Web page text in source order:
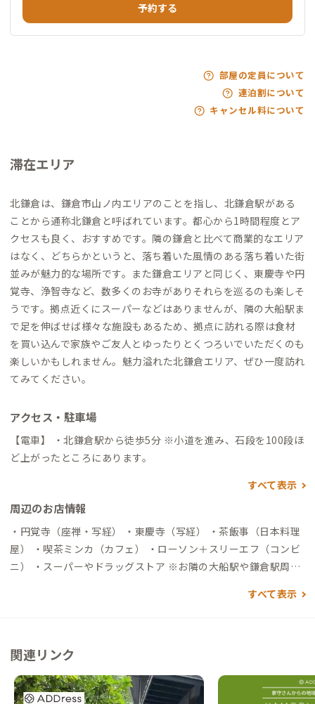
予約する
部屋の定員について
連泊割について
キャンセル料について
滞在エリア
北鎌倉は、鎌倉市山ノ内エリアのことを指し、北鎌倉駅がある
ことから通称北鎌倉と呼ばれています。都心から1時間程度とア
クセスも良く、おすすめです。隣の鎌倉と比べて商業的なエリア
はなく、どちらかというと、落ち着いた風情のある落ち着いた街
並みが魅力的な場所です。また鎌倉エリアと同じく、東慶寺や円
覚寺、浄智寺など、数多くのお寺がありそれらを巡るのも楽しそ
うです。拠点近くにスーパーなどはありませんが、隣の大船駅ま
で足を伸ばせば様々な施設もあるため、拠点に訪れる際は食材
を買い込んで家族やご友人とゆったりとくつろいでいただくのも
楽しいかもしれません。魅力溢れた北鎌倉エリア、ぜひ一度訪れ
てみてください。
アクセス・駐車場
【電車】 ・北鎌倉駅から徒歩5分 ※小道を進み、石段を100段ほ
ど上がったところにあります。
すべて表示
周辺のお店情報
・円覚寺（座禅・写経） ・東慶寺（写経） ・茶飯事（日本料理
屋） ・喫茶ミンカ（カフェ） ・ローソン＋スリーエフ（コンビ
ニ） ・スーパーやドラッグストア ※お隣の大船駅や鎌倉駅周辺
すべて表示
関連リンク